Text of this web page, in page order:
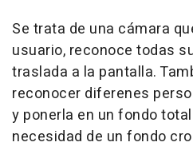
Se trata de una cámara
usuario, reconoce todas
traslada a la pantalla.
reconocer diferenes
y ponerla en un fondo
necesidad de un fondo